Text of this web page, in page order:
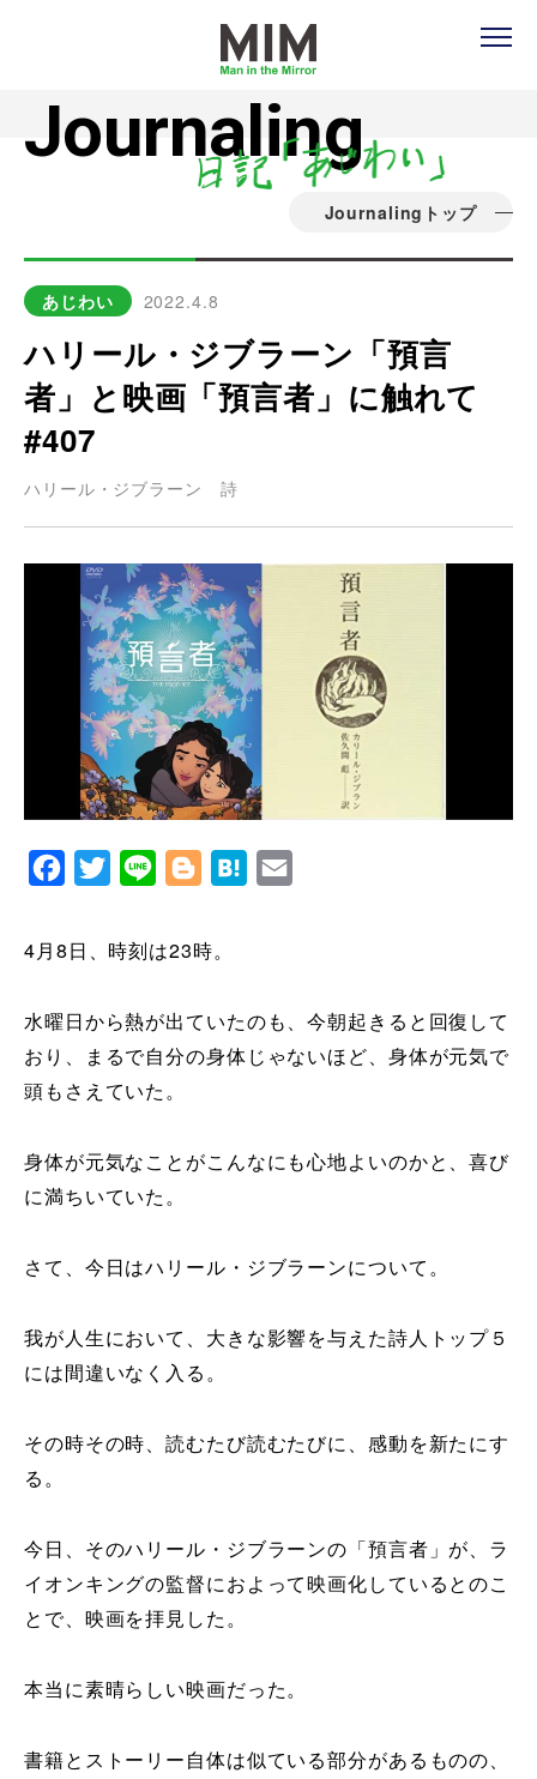
Journaling
Journalingトップ
あじわい 2022.4.8
ハリール・ジブラーン「預言
者」と映画「預言者」に触れて
#407
ハリール・ジブラーン 詩
Facebook
TwitterLine BloggerHatena
4月8日、時刻は23時。
水曜日から熱が出ていたのも、今朝起きると回復して
おり、まるで自分の身体じゃないほど、身体が元気で
頭もさえていた。
身体が元気なことがこんなにも心地よいのかと、喜び
に満ちいていた。
さて、今日はハリール・ジブラーンについて。
我が人生において、大きな影響を与えた詩人トップ５
には間違いなく入る。
その時その時、読むたび読むたびに、感動を新たにす
る。
今日、そのハリール・ジブラーンの「預言者」が、ラ
イオンキングの監督におよって映画化しているとのこ
とで、映画を拝見した。
本当に素晴らしい映画だった。
書籍とストーリー自体は似ている部分があるものの、